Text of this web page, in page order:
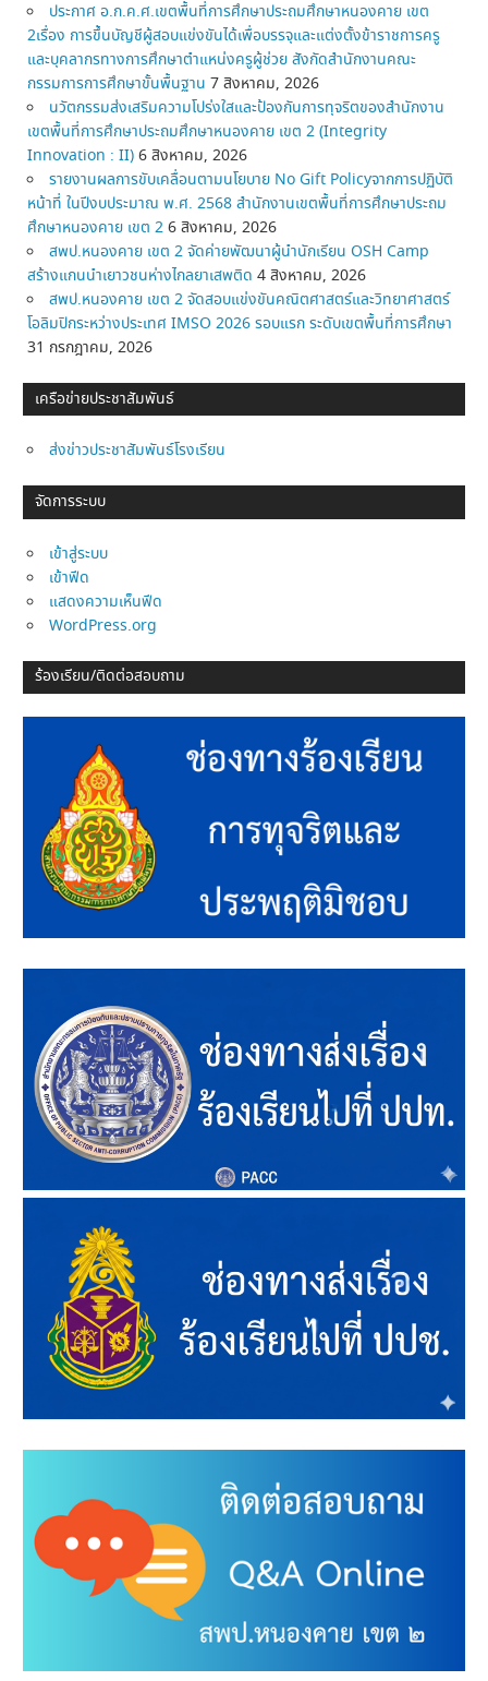
ประกาศ อ.ก.ค.ศ.เขตพื้นที่การศึกษาประถมศึกษาหนองคาย เขต
2เรื่อง การขึ้นบัญชีผู้สอบแข่งขันได้เพื่อบรรจุและแต่งตั้งข้าราชการครู
และบุคลากรทางการศึกษาตำแหน่งครูผู้ช่วย สังกัดสำนักงานคณะ
กรรมการการศึกษาขั้นพื้นฐาน 7 สิงหาคม, 2026
นวัตกรรมส่งเสริมความโปร่งใสและป้องกันการทุจริตของสำนักงาน
เขตพื้นที่การศึกษาประถมศึกษาหนองคาย เขต 2 (Integrity
Innovation : II) 6 สิงหาคม, 2026
รายงานผลการขับเคลื่อนตามนโยบาย No Gift Policyจากการปฏิบัติ
หน้าที่ ในปีงบประมาณ พ.ศ. 2568 สำนักงานเขตพื้นที่การศึกษาประถม
ศึกษาหนองคาย เขต 2 6 สิงหาคม, 2026
สพป.หนองคาย เขต 2 จัดค่ายพัฒนาผู้นำนักเรียน OSH Camp
สร้างแกนนำเยาวชนห่างไกลยาเสพติด 4 สิงหาคม, 2026
สพป.หนองคาย เขต 2 จัดสอบแข่งขันคณิตศาสตร์และวิทยาศาสตร์
โอลิมปิกระหว่างประเทศ IMSO 2026 รอบแรก ระดับเขตพื้นที่การศึกษา
31 กรกฎาคม, 2026
เครือข่ายประชาสัมพันธ์
ส่งข่าวประชาสัมพันธ์โรงเรียน
จัดการระบบ
เข้าสู่ระบบ
เข้าฟีด
แสดงความเห็นฟีด
WordPress.org
ร้องเรียน/ติดต่อสอบถาม